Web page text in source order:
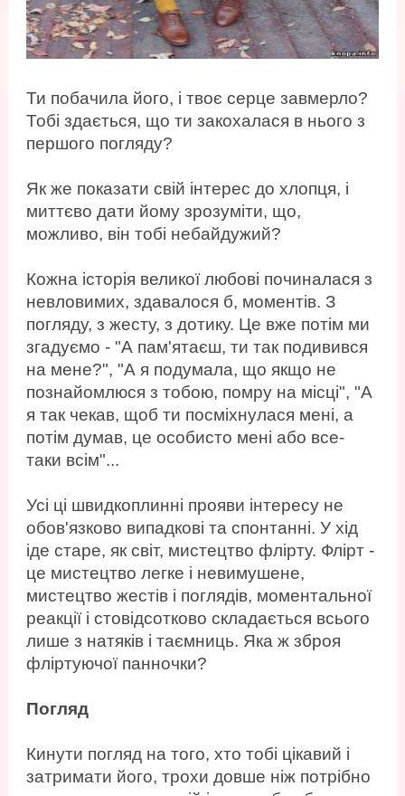
Ти побачила його, і твоє серце завмерло?
Тобі здається, що ти закохалася в нього з
першого погляду?
Як же показати свій інтерес до хлопця, і
миттєво дати йому зрозуміти, що,
можливо, він тобі небайдужий?
Кожна історія великої любові починалася з
невловимих, здавалося б, моментів. З
погляду, з жесту, з дотику. Це вже потім ми
згадуємо - "А пам'ятаєш, ти так подивився
на мене?", "А я подумала, що якщо не
познайомлюся з тобою, помру на місці", "А
я так чекав, щоб ти посміхнулася мені, а
потім думав, це особисто мені або все-
таки всім"...
Усі ці швидкоплинні прояви інтересу не
обов'язково випадкові та спонтанні. У хід
іде старе, як світ, мистецтво флірту. Флірт -
це мистецтво легке і невимушене,
мистецтво жестів і поглядів, моментальної
реакції і стовідсотково складається всього
лише з натяків і таємниць. Яка ж зброя
фліртуючої панночки?
Погляд
Кинути погляд на того, хто тобі цікавий і
затримати його, трохи довше ніж потрібно